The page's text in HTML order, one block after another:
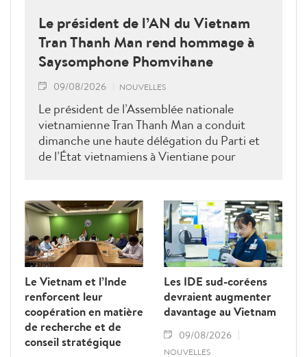
Le président de l’AN du Vietnam
Tran Thanh Man rend hommage à
Saysomphone Phomvihane
09/08/2026 NOUVELLES
Le président de l’Assemblée nationale
vietnamienne Tran Thanh Man a conduit
dimanche une haute délégation du Parti et
de l’État vietnamiens à Vientiane pour
Phomvihane, soulignant ses contributions
au renforcement des relations d’amitié et
de solidarité entre les deux pays.
Le Vietnam et l’Inde
renforcent leur
coopération en matière
de recherche et de
conseil stratégique
Les IDE sud-coréens
devraient augmenter
davantage au Vietnam
09/08/2026
NOUVELLES